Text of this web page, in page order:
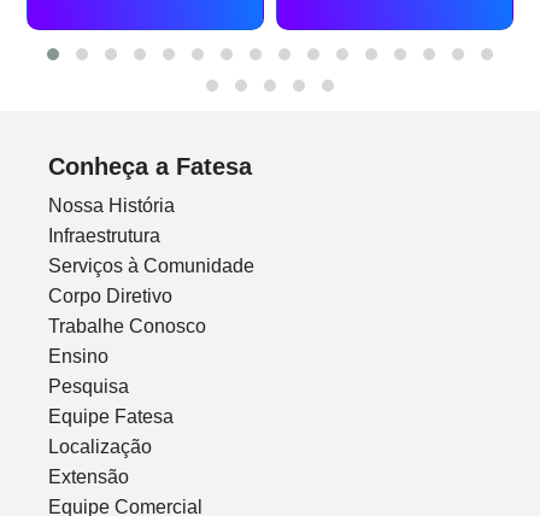
Conheça a Fatesa
Nossa História
Infraestrutura
Serviços à Comunidade
Corpo Diretivo
Trabalhe Conosco
Ensino
Pesquisa
Equipe Fatesa
Localização
Extensão
Equipe Comercial